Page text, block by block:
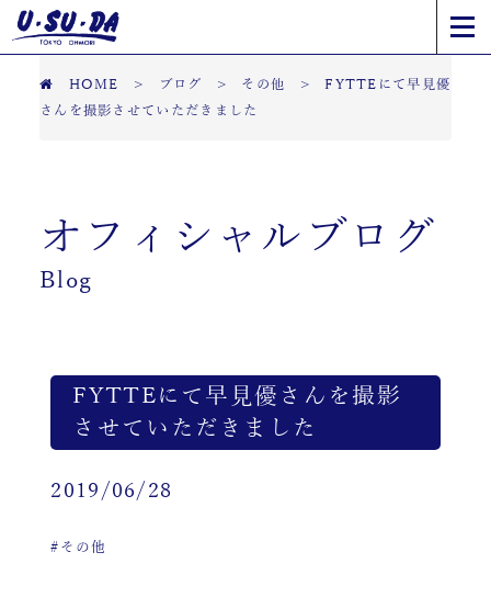
HOME > ブログ > その他 >FYTTEにて早見優
さんを撮影させていただきました
オフィシャルブログ
Blog
FYTTEにて早見優さんを撮影
させていただきました
2019/06/28
#その他